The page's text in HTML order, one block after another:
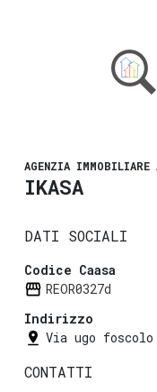
AGENZIA IMMOBILIARE
IKASA
DATI SOCIALI
Codice Caasa
REOR0327d
Indirizzo
Via ugo
CONTATTI